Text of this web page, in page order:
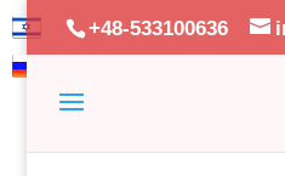
+48-533100636